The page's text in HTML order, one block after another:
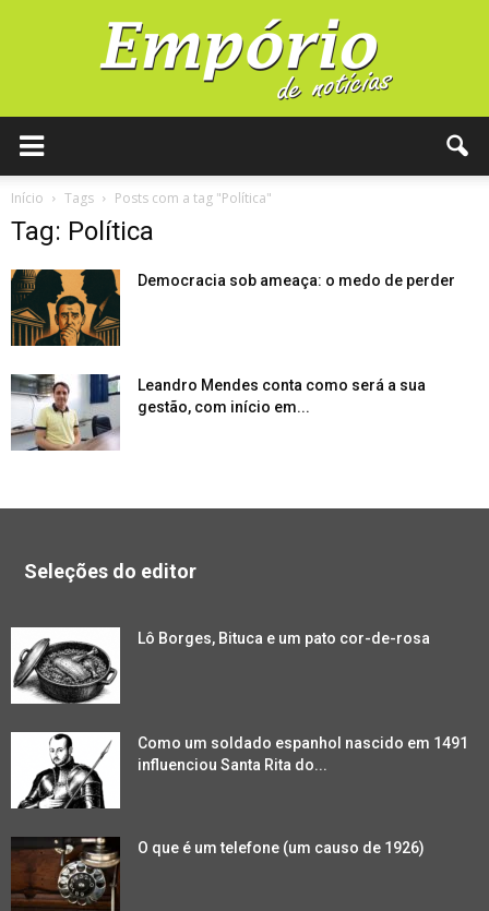
Início Tags Posts com a tag "Política"
Tag: Política
Democracia sob ameaça: o medo de perder
Leandro Mendes conta como será a sua
gestão, com início em...
Seleções do editor
Lô Borges, Bituca e um pato cor-de-rosa
Como um soldado espanhol nascido em 1491
influenciou Santa Rita do...
O que é um telefone (um causo de 1926)